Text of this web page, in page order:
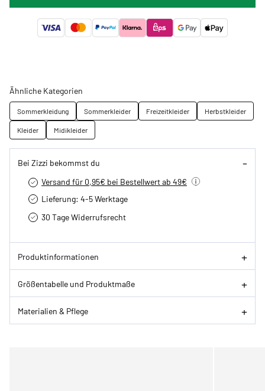
Ähnliche Kategorien
Sommerkleidung Sommerkleider Freizeitkleider
Herbstkleider
Kleider
Midikleider
Bei Zizzi bekommst du
Versand für 0,95€ bei Bestellwert ab 49€
Lieferung: 4-5 Werktage
30 Tage Widerrufsrecht
Produktinformationen
Größentabelle und Produktmaße
Materialien & Pflege